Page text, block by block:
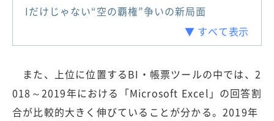
Iだけじゃない“空の覇権”争いの新局面
▼ すべて表示
また、上位に位置するBI・帳票ツールの中では、2
018～2019年における「Microsoft Excel」の回答割
合が比較的大きく伸びていることが分かる。2019年